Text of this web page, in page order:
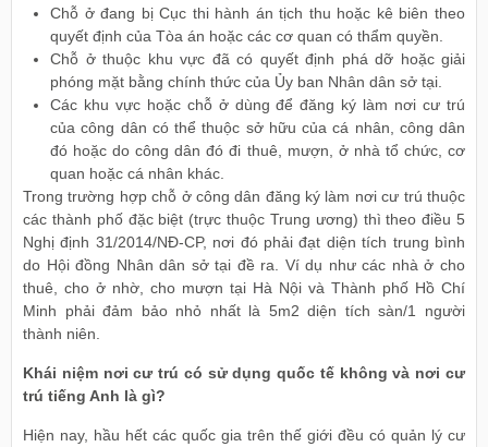
Chỗ ở đang bị Cục thi hành án tịch thu hoặc kê biên theo
quyết định của Tòa án hoặc các cơ quan có thẩm quyền.
Chỗ ở thuộc khu vực đã có quyết định phá dỡ hoặc giải
phóng mặt bằng chính thức của Ủy ban Nhân dân sở tại.
Các khu vực hoặc chỗ ở dùng để đăng ký làm nơi cư trú
của công dân có thể thuộc sở hữu của cá nhân, công dân
đó hoặc do công dân đó đi thuê, mượn, ở nhà tổ chức, cơ
quan hoặc cá nhân khác.
Trong trường hợp chỗ ở công dân đăng ký làm nơi cư trú thuộc
các thành phố đặc biệt (trực thuộc Trung ương) thì theo điều 5
Nghị định 31/2014/NĐ-CP, nơi đó phải đạt diện tích trung bình
do Hội đồng Nhân dân sở tại đề ra. Ví dụ như các nhà ở cho
thuê, cho ở nhờ, cho mượn tại Hà Nội và Thành phố Hồ Chí
Minh phải đảm bảo nhỏ nhất là 5m2 diện tích sàn/1 người
thành niên.
Khái niệm nơi cư trú có sử dụng quốc tế không và nơi cư
trú tiếng Anh là gì?
Hiện nay, hầu hết các quốc gia trên thế giới đều có quản lý cư